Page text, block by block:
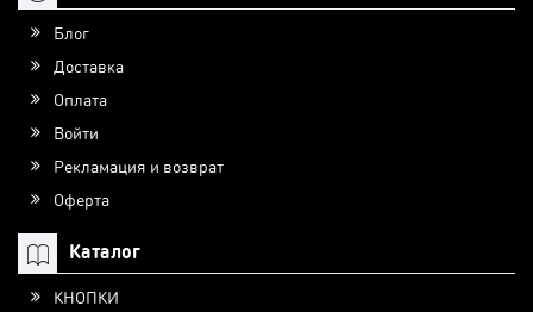
Блог
Доставка
Оплата
Войти
Рекламация и возврат
Оферта
Каталог
КНОПКИ